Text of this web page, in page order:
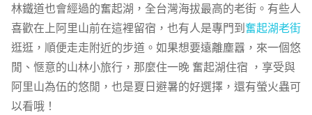
林鐵道也會經過的奮起湖，全台灣海拔最高的老街。有些人
喜歡在上阿里山前在這裡留宿，也有人是專門到奮起湖老街
逛逛，順便走走附近的步道。如果想要遠離塵囂，來一個悠
閒、愜意的山林小旅行，那麼住一晚 奮起湖住宿 ，享受與
阿里山為伍的悠閒，也是夏日避暑的好選擇，還有螢火蟲可
以看哦！